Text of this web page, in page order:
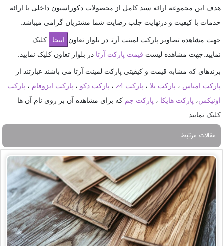
هدف این مجموعه ارائه سبد کامل از محصولات دکوراسیون داخلی با ارائه
خدمات با کیفیت و درنهایت جلب رضایت شما مشتریان گرامی میباشد.
جهت مشاهده تصاویر پارکت لمینت آرتا در بلوار تعاون
کلیک
نمایید.جهت مشاهده لیست قیمت پارکت آرتا در بلوار تعاون کلیک نمایید.
برندهای که مشابه قیمت و کیفیتی پارکت لمینت آرتا می باشند عبارتند از
پارکت امباس ، پارکت بلا، پارکت z4 ، پارکت دکو ، پارکت ایزوفام ، پارکت
اونیکس، پارکت هایکا ، پارکت جم که برای مشاهده آن بر روی نام آن ها
کلیک نمایید.
مقالات مرتبط